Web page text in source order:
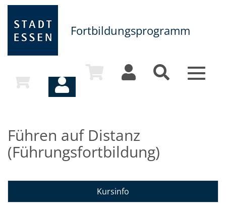
Fortbildungsprogramm
Toggle
Führen auf Distanz
(Führungsfortbildung)
Kursinfo